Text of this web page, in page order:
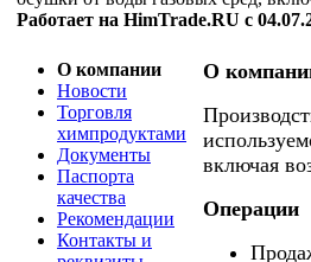
Работает на HimTrade.RU с
О компании
Новости
Торговля
химпродуктами
Документы
Паспорта
качества
Рекомендации
Контакты и
О
включая
Операции